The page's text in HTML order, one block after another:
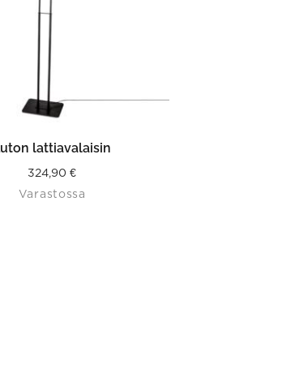
LISÄÄ OSTOSKORIIN
lattiavalaisin
324,90€
Varastossa